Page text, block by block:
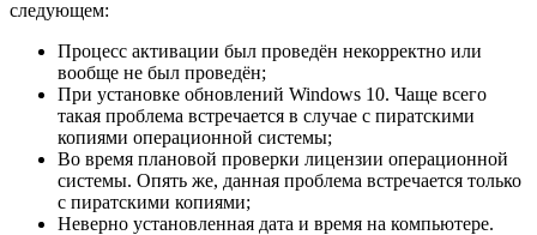
следующем:
Процесс активации был проведён некорректно или
вообще не был проведён;
При установке обновлений Windows 10. Чаще всего
такая проблема встречается в случае с пиратскими
копиями операционной системы;
Во время плановой проверки лицензии операционной
системы. Опять же, данная проблема встречается только
с пиратскими копиями;
Неверно установленная дата и время на компьютере.